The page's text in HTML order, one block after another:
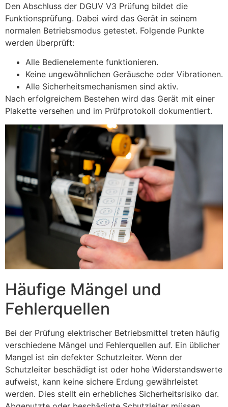
Den Abschluss der DGUV V3 Prüfung bildet die
Funktionsprüfung. Dabei wird das Gerät in seinem
normalen Betriebsmodus getestet. Folgende Punkte
werden überprüft:
Alle Bedienelemente funktionieren.
Keine ungewöhnlichen Geräusche oder Vibrationen.
Alle Sicherheitsmechanismen sind aktiv.
Nach erfolgreichem Bestehen wird das Gerät mit einer
Plakette versehen und im Prüfprotokoll dokumentiert.
Häufige Mängel und
Fehlerquellen
Bei der Prüfung elektrischer Betriebsmittel treten häufig
verschiedene Mängel und Fehlerquellen auf. Ein üblicher
Mangel ist ein defekter Schutzleiter. Wenn der
Schutzleiter beschädigt ist oder hohe Widerstandswerte
aufweist, kann keine sichere Erdung gewährleistet
werden. Dies stellt ein erhebliches Sicherheitsrisiko dar.